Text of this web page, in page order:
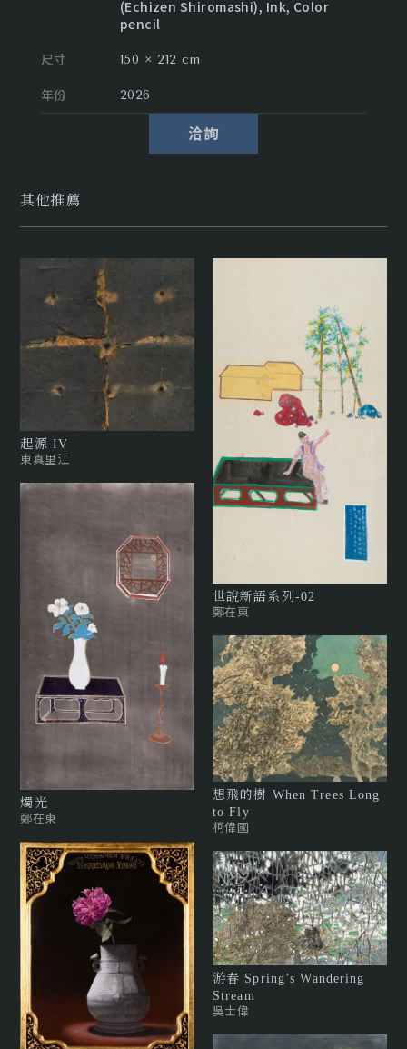
(Echizen Shiromashi), Ink, Color
pencil
尺寸
150 × 212 cm
年份 2026
洽詢
其他推薦
起源 IV
東真里江
燭光
鄭在東
世說新語系列-02
鄭在東
想飛的樹 When Trees Long
to Fly
柯偉國
游春 Spring’s Wandering
Stream
吳士偉